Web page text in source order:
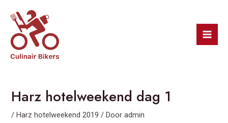
naar
inhoud
Harz hotelweekend dag 1
/Harz hotelweekend 2019 / Dooradmin
navigatie